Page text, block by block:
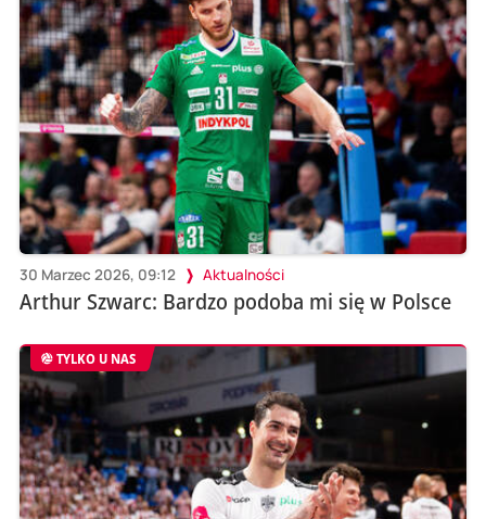
30 Marzec 2026, 09:12 Aktualności
Arthur Szwarc: Bardzo podoba mi się w Polsce
TYLKO U NAS